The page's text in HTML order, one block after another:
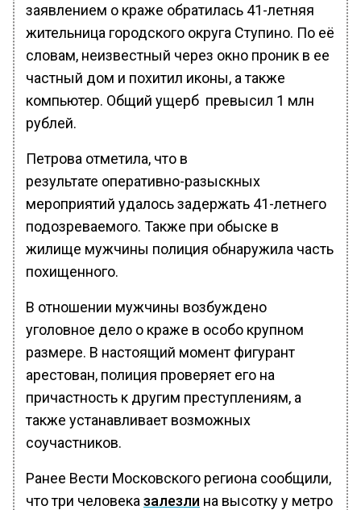
заявлением о краже обратилась 41-летняя
жительница городского округа Ступино. По её
словам, неизвестный через окно проник в ее
частный дом и похитил иконы, а также
компьютер. Общий ущерб превысил 1 млн
рублей.
Петрова отметила, что в
результате оперативно-разыскных
мероприятий удалось задержать 41-летнего
подозреваемого. Также при обыске в
жилище мужчины полиция обнаружила часть
похищенного.
В отношении мужчины возбуждено
уголовное дело о краже в особо крупном
размере. В настоящий момент фигурант
арестован, полиция проверяет его на
причастность к другим преступлениям, а
также устанавливает возможных
соучастников.
Ранее Вести Московского региона сообщили,
что три человека залезли на высотку у метро